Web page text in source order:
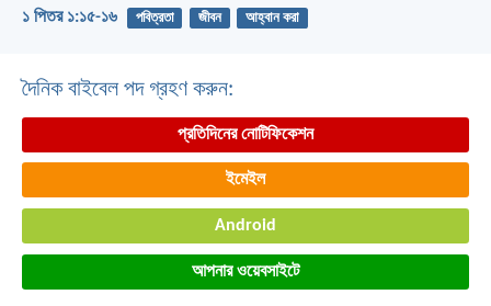
১ পিতর ১:১৫-১৬ পবিত্রতা জীবন আহ্বান করা
দৈনিক বাইবেল পদ গ্রহণ করুন:
প্রতিদিনের নোটিফিকেশন
ইমেইল
Android
আপনার ওয়েবসাইটে